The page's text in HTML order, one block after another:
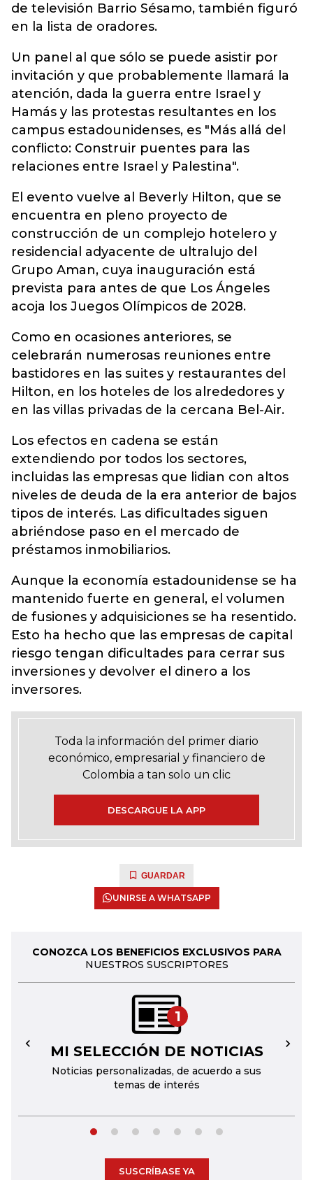
de televisión Barrio Sésamo, también figuró
en la lista de oradores.
Un panel al que sólo se puede asistir por
invitación y que probablemente llamará la
atención, dada la guerra entre Israel y
Hamás y las protestas resultantes en los
campus estadounidenses, es "Más allá del
conflicto: Construir puentes para las
relaciones entre Israel y Palestina".
El evento vuelve al Beverly Hilton, que se
encuentra en pleno proyecto de
construcción de un complejo hotelero y
residencial adyacente de ultralujo del
Grupo Aman, cuya inauguración está
prevista para antes de que Los Ángeles
acoja los Juegos Olímpicos de 2028.
Como en ocasiones anteriores, se
celebrarán numerosas reuniones entre
bastidores en las suites y restaurantes del
Hilton, en los hoteles de los alrededores y
en las villas privadas de la cercana Bel-Air.
Los efectos en cadena se están
extendiendo por todos los sectores,
incluidas las empresas que lidian con altos
niveles de deuda de la era anterior de bajos
tipos de interés. Las dificultades siguen
abriéndose paso en el mercado de
préstamos inmobiliarios.
Aunque la economía estadounidense se ha
mantenido fuerte en general, el volumen
de fusiones y adquisiciones se ha resentido.
Esto ha hecho que las empresas de capital
riesgo tengan dificultades para cerrar sus
inversiones y devolver el dinero a los
inversores.
Toda la información del primer diario
económico, empresarial y financiero de
Colombia a tan solo un clic
DESCARGUE LA APP
GUARDAR
UNIRSE A WHATSAPP
CONOZCA LOS BENEFICIOS EXCLUSIVOS PARA
NUESTROS SUSCRIPTORES
1
MI SELECCIÓN DE NOTICIAS
Noticias personalizadas, de acuerdo a sus
temas de interés
← →
SUSCRÍBASE YA